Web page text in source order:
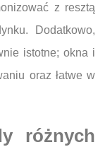
z resztą
Dodatkowo,
istotne; okna i
oraz łatwe w
różnych